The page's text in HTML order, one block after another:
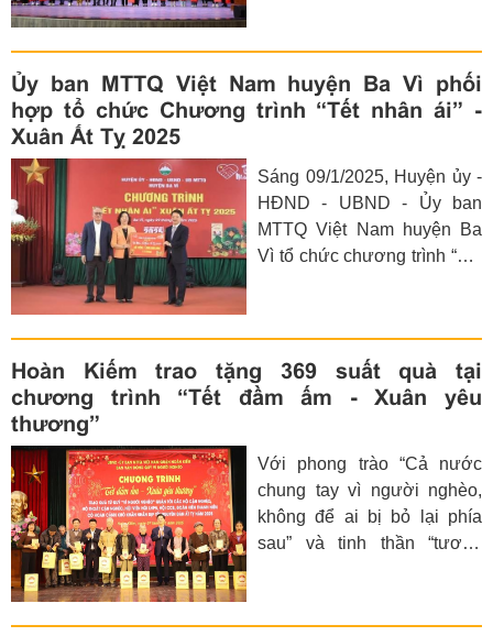
trình "Xuân Nhân ái - Tết sẻ
chia", trao tặng quà các gia
đình, học sinh và người lao
dịp Tết Nguyên đán Ất Tỵ
2025.
Ủy ban MTTQ Việt Nam huyện Ba Vì phối
hợp tổ chức Chương trình “Tết nhân ái” -
Xuân Ất Tỵ 2025
Sáng 09/1/2025, Huyện ủy -
HĐND - UBND - Ủy ban
MTTQ Việt Nam huyện Ba
Vì tổ chức chương trình “Tết
nhân dân và doanh nghiệp
trên địa bàn tham dự. Đây là
hoạt động ý nghĩa nhằm sẻ
chia khó khăn, mang mùa
hộ gia đình còn yếu thế.
Hoàn Kiếm trao tặng 369 suất quà tại
chương trình “Tết đầm ấm - Xuân yêu
thương”
Với phong trào “Cả nước
chung tay vì người nghèo,
không để ai bị bỏ lại phía
sau” và tinh thần “tương
phấn khởi chuẩn bị đón Tết